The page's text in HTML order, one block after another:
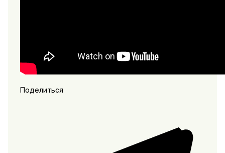
Поделиться